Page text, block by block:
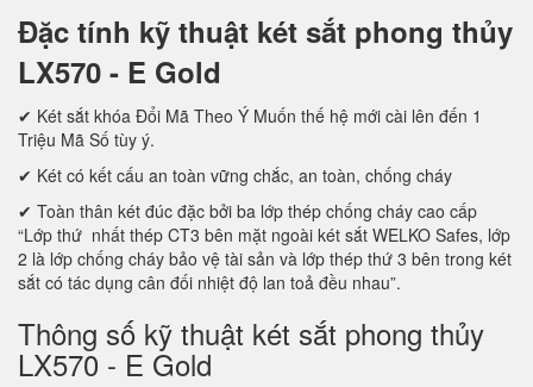
Đặc tính kỹ thuật két sắt phong thủy
LX570 - E Gold
✔ Két sắt khóa Đổi Mã Theo Ý Muốn thế hệ mới cài lên đến 1
Triệu Mã Số tùy ý.
✔ Két có kết cấu an toàn vững chắc, an toàn, chống cháy
✔ Toàn thân két đúc đặc bởi ba lớp thép chống cháy cao cấp
“Lớp thứ nhất thép CT3 bên mặt ngoài két sắt WELKO Safes, lớp
2 là lớp chống cháy bảo vệ tài sản và lớp thép thứ 3 bên trong két
sắt có tác dụng cân đối nhiệt độ lan toả đều nhau”.
Thông số kỹ thuật két sắt phong thủy
LX570 - E Gold